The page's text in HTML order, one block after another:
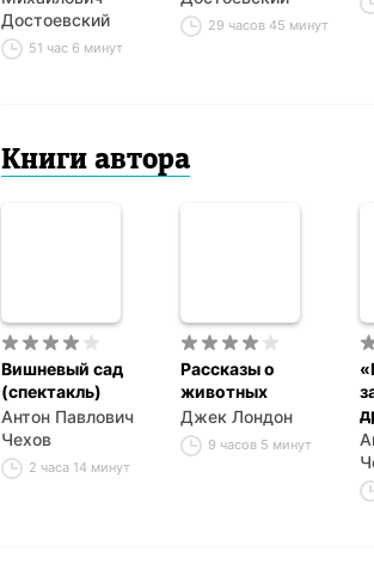
Достоевский
51 час 6 минут
29 часов 45 минут
Книги автора
Вишневый сад
(спектакль)
Антон Павлович
Чехов
2 часа 14 минут
Рассказы о
животных
Джек Лондон
9 часов 5 минут